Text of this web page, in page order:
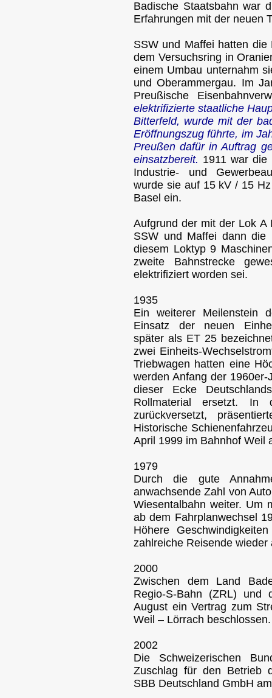
Badische Staatsbahn war
Erfahrungen mit der neuen
SSW und Maffei hatten
dem Versuchsring in
einem Umbau unternahm
und Oberammergau. Im
Preußische
elektrifizierte staatliche
Bitterfeld, wurde mit der
Eröffnungszug führte, im
Preußen dafür in Auftrag
einsatzbereit. 1911 war die
Industrie- und
wurde sie auf 15 kV / 15
Basel ein.
Aufgrund der mit der Lok A
SSW und Maffei dann die
diesem Loktyp 9
zweite Bahnstrecke
elektrifiziert worden sei.
1935
Ein weiterer Meilenstein
Einsatz der neuen
später als ET 25
zwei Einheits-
Triebwagen hatten eine
werden Anfang der
dieser Ecke
Rollmaterial ersetzt. In
zurückversetzt,
Historische
April 1999 im Bahnhof Weil
1979
Durch die gute
anwachsende Zahl von
Wiesentalbahn weiter. Um
ab dem Fahrplanwechsel
Höhere
zahlreiche Reisende wieder
2000
Zwischen dem Land
Regio-S-Bahn (ZRL)
August ein Vertrag zum
Weil – Lörrach beschlossen.
2002
Die Schweizerischen
Zuschlag für den Betrieb
SBB Deutschland GmbH